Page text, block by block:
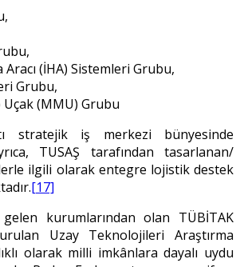
Aracı (İHA) Sistemleri Grubu,
Grubu,
(MMU) Grubu
stratejik iş merkezi bünyesinde
TUSAŞ tarafından tasarlanan/
ilgili olarak entegre lojistik destek
[17]
kurumlarından olan TÜBİTAK
Uzay Teknolojileri Araştırma
olarak milli imkânlara dayalı uydu